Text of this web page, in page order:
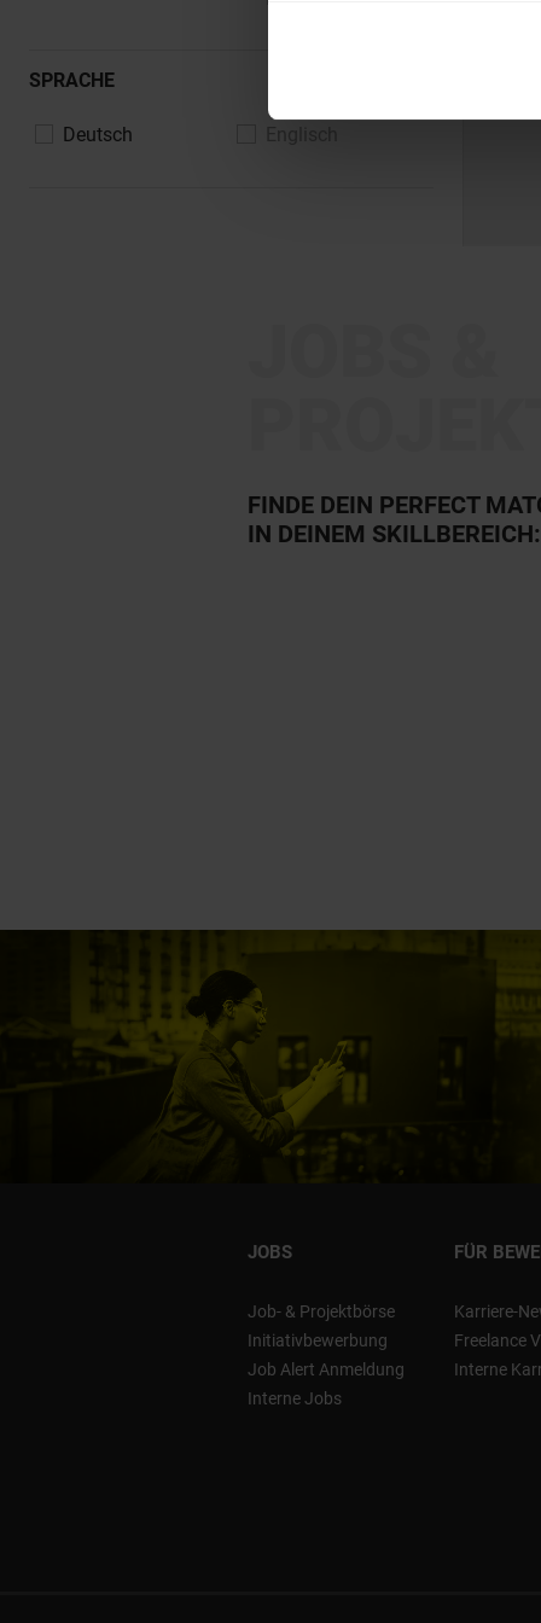
SPRACHE
Deutsch
FINDE DEIN PERFECT
IN DEINEM SKILLBEREICH:
JOBS
Job- & Projektbörse
Initiativbewerbung
Job Alert Anmeldung
Interne Jobs
FÜR
Karriere-
Freelance
Interne